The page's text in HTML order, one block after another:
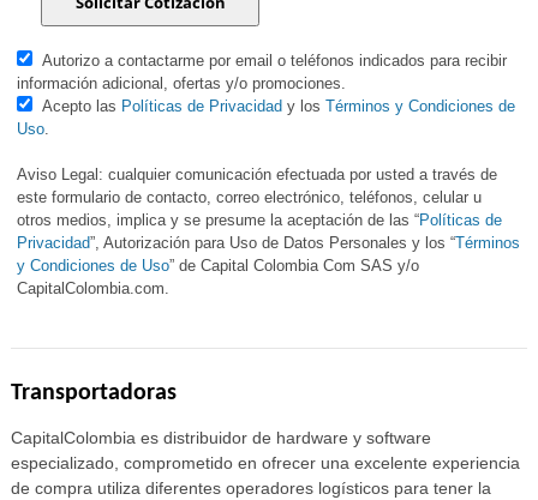
Autorizo a contactarme por email o teléfonos indicados para recibir
información adicional, ofertas y/o promociones.
Acepto las Políticas de Privacidad y losTérminos y Condiciones de
Uso.
Aviso Legal: cualquier comunicación efectuada por usted a través de
este formulario de contacto, correo electrónico, teléfonos, celular u
otros medios, implica y se presume la aceptación de las “Políticas de
Privacidad”, Autorización para Uso de Datos Personales y los “Términos
y Condiciones de Uso” de Capital Colombia Com SAS y/o
CapitalColombia.com.
Transportadoras
CapitalColombia es distribuidor de hardware y software
especializado, comprometido en ofrecer una excelente experiencia
de compra utiliza diferentes operadores logísticos para tener la